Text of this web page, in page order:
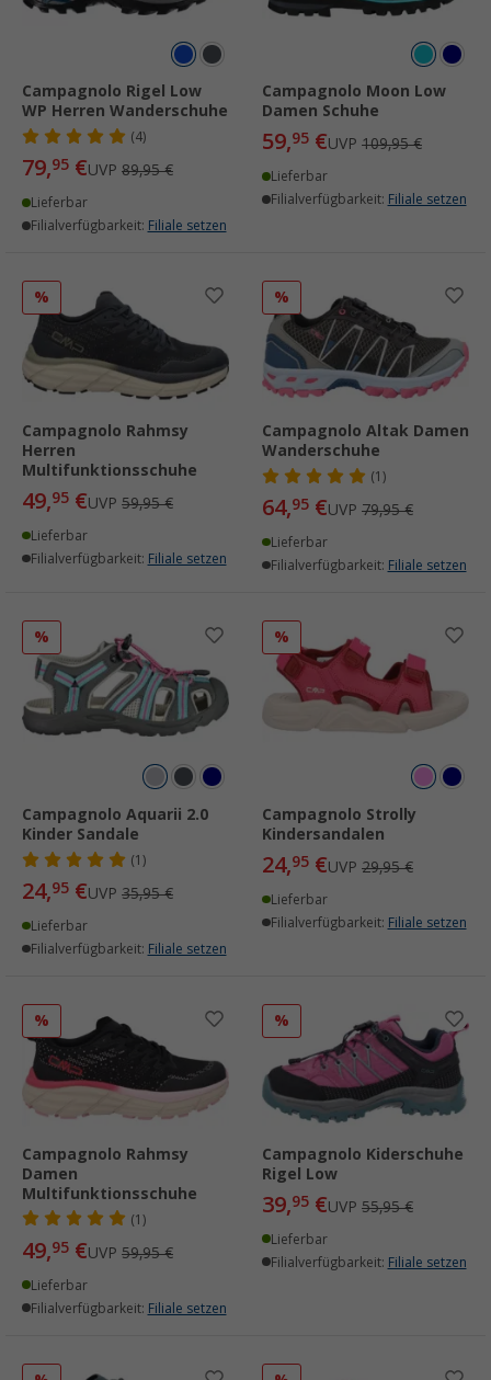
Campagnolo Rigel Low
WP Herren Wanderschuhe
(4)
79,95 €UVP 89,95 €
Lieferbar
Filialverfügbarkeit: Filiale setzen
Campagnolo Moon Low
Damen Schuhe
59,95 €UVP 109,95 €
Lieferbar
Filialverfügbarkeit: Filiale setzen
%
Campagnolo Rahmsy
Herren
Multifunktionsschuhe
49,95 €UVP 59,95 €
Lieferbar
Filialverfügbarkeit: Filiale setzen
%
Campagnolo Altak Damen
Wanderschuhe
(1)
64,95 €UVP 79,95 €
Lieferbar
Filialverfügbarkeit: Filiale setzen
%
Campagnolo Aquarii 2.0
Kinder Sandale
(1)
24,95 €UVP 35,95 €
Lieferbar
Filialverfügbarkeit: Filiale setzen
%
Campagnolo Strolly
Kindersandalen
24,95 €UVP 29,95 €
Lieferbar
Filialverfügbarkeit: Filiale setzen
%
Campagnolo Rahmsy
Damen
Multifunktionsschuhe
(1)
49,95 €UVP 59,95 €
Lieferbar
Filialverfügbarkeit: Filiale setzen
%
Campagnolo Kiderschuhe
Rigel Low
39,95 €UVP 55,95 €
Lieferbar
Filialverfügbarkeit: Filiale setzen